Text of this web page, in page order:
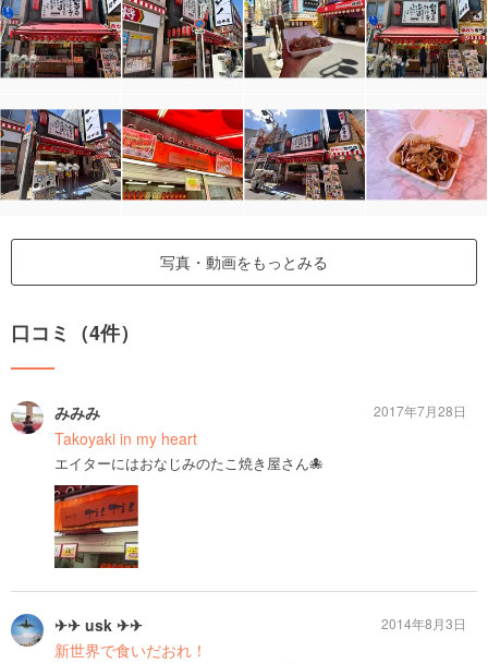
写真・動画をもっとみる
口コミ（4件）
みみみ
Takoyaki in my heart
エイターにはおなじみのたこ焼き屋さん🐙
2017年7月28日
✈✈ usk ✈✈
新世界で食いだおれ！
2014年8月3日